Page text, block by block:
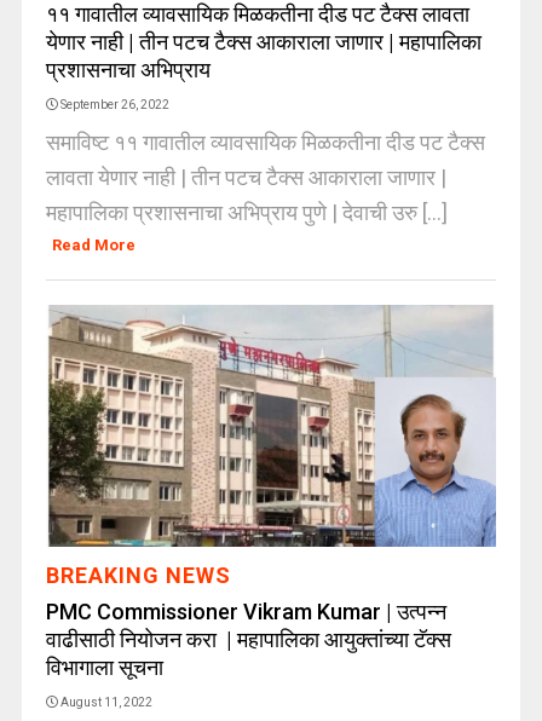
११ गावातील व्यावसायिक मिळकतीना दीड पट टैक्स लावता
येणार नाही | तीन पटच टैक्स आकाराला जाणार | महापालिका
प्रशासनाचा अभिप्राय
September 26, 2022
समाविष्ट ११ गावातील व्यावसायिक मिळकतीना दीड पट टैक्स
लावता येणार नाही | तीन पटच टैक्स आकाराला जाणार |
महापालिका प्रशासनाचा अभिप्राय पुणे | देवाची उरु [...]
Read More
BREAKING NEWS
PMC Commissioner Vikram Kumar | उत्पन्न
वाढीसाठी नियोजन करा | महापालिका आयुक्तांच्या टॅक्स
विभागाला सूचना
August 11, 2022